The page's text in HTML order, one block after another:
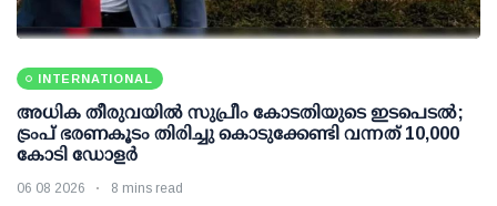
INTERNATIONAL
അധിക തീരുവയില്‍ സുപ്രീം കോടതിയുടെ ഇടപെടല്‍;
ട്രംപ് ഭരണകൂടം തിരിച്ചു കൊടുക്കേണ്ടി വന്നത് 10,000
കോടി ഡോളര്‍
06 08 2026 8 mins read